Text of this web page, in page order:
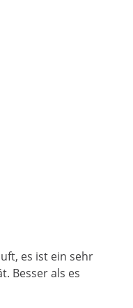
es ist ein sehr
Besser als es